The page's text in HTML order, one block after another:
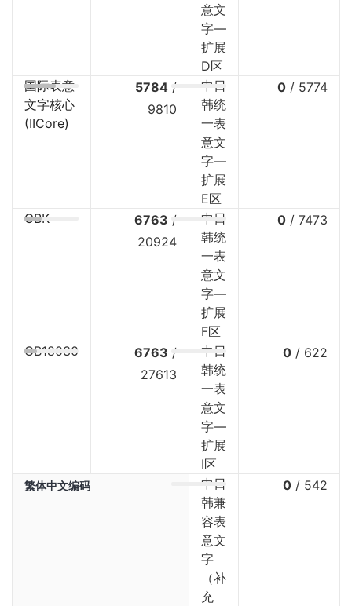
意文
字—
扩展
D区
国际表意
文字核心
(IICore)
5784 /
9810
中日
韩统
一表
意文
字—
扩展
E区
0 / 5774
GBK 6763 /
20924
中日
韩统
一表
意文
字—
扩展
F区
0 / 7473
GB18030 6763 /
27613
中日
韩统
一表
意文
字—
扩展
I区
0 / 622
繁体中文编码
中日
韩兼
容表
意文
字
（补
充
0 / 542